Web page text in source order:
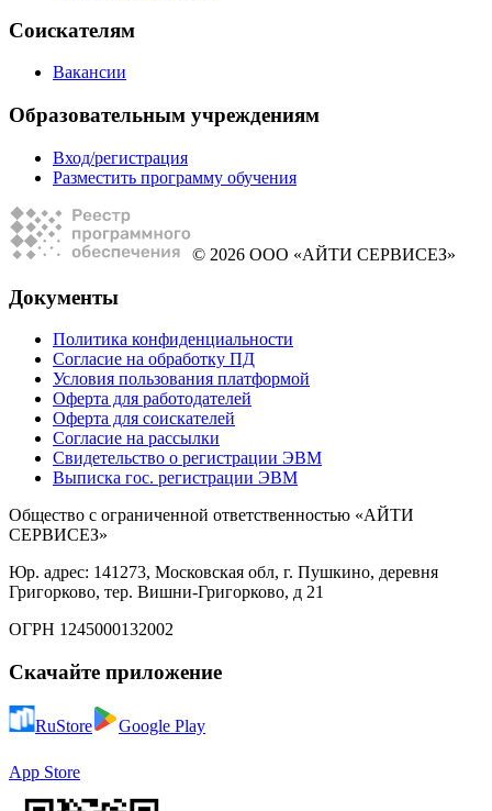
Соискателям
Вакансии
Образовательным учреждениям
Вход/регистрация
Разместить программу обучения
© 2026 ООО «АЙТИ СЕРВИСЕЗ»
Документы
Политика конфиденциальности
Согласие на обработку ПД
Условия пользования платформой
Оферта для работодателей
Оферта для соискателей
Согласие на рассылки
Свидетельство о регистрации ЭВМ
Выписка гос. регистрации ЭВМ
Общество с ограниченной ответственностью «АЙТИ
СЕРВИСЕЗ»
Юр. адрес: 141273, Московская обл, г. Пушкино, деревня
Григорково, тер. Вишни-Григорково, д 21
ОГРН 1245000132002
Скачайте приложение
RuStore Google Play
App Store